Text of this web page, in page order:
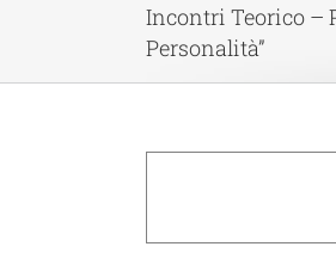
Incontri Teorico –
Personalità”